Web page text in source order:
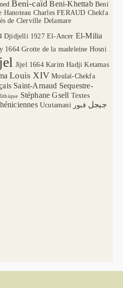
Beni-caïd Beni-Khettab Beni
Hanoteau Charles FERAUD Chekfa
de Clerville Delamare
Djidjelli 1927 El-Ancer El-Milia
1664 Grotte de la madeleine Hosni
Jijel 1664 Karim Hadji Ketamas
Louis XIV Moulaï-Chekfa
Saint-Arnaud Sequestre-
Stéphane Gsell Textes
Ucutamani جيجل قبور